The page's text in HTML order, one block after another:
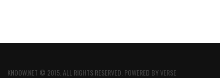
KNOOW.NET © 2015. ALL RIGHTS RESERVED. POWERED BYVERSE